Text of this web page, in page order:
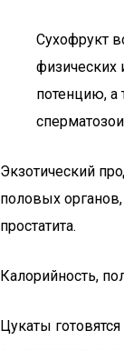
Сухофрукт
физических
потенцию, а
Экзотический
половых
простатита.
Калорийность,
Цукаты